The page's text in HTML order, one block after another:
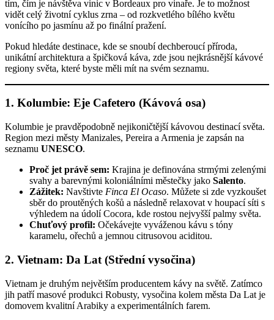
tím, čím je návštěva vinic v Bordeaux pro vinaře. Je to možnost
vidět celý životní cyklus zrna – od rozkvetlého bílého květu
vonícího po jasmínu až po finální pražení.
Pokud hledáte destinace, kde se snoubí dechberoucí příroda,
unikátní architektura a špičková káva, zde jsou nejkrásnější kávové
regiony světa, které byste měli mít na svém seznamu.
1. Kolumbie: Eje Cafetero (Kávová osa)
Kolumbie je pravděpodobně nejikoničtější kávovou destinací světa.
Region mezi městy Manizales, Pereira a Armenia je zapsán na
seznamu UNESCO.
Proč jet právě sem: Krajina je definována strmými zelenými
svahy a barevnými koloniálními městečky jako Salento.
Zážitek: Navštivte Finca El Ocaso. Můžete si zde vyzkoušet
sběr do proutěných košů a následně relaxovat v houpací síti s
výhledem na údolí Cocora, kde rostou nejvyšší palmy světa.
Chuťový profil: Očekávejte vyváženou kávu s tóny
karamelu, ořechů a jemnou citrusovou aciditou.
2. Vietnam: Da Lat (Střední vysočina)
Vietnam je druhým největším producentem kávy na světě. Zatímco
jih patří masové produkci Robusty, vysočina kolem města Da Lat je
domovem kvalitní Arabiky a experimentálních farem.